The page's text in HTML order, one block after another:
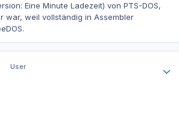
Eine Minute Ladezeit) von PTS-DOS,
war, weil vollständig in Assembler
User